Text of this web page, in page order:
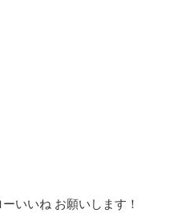
いいね お願いします！